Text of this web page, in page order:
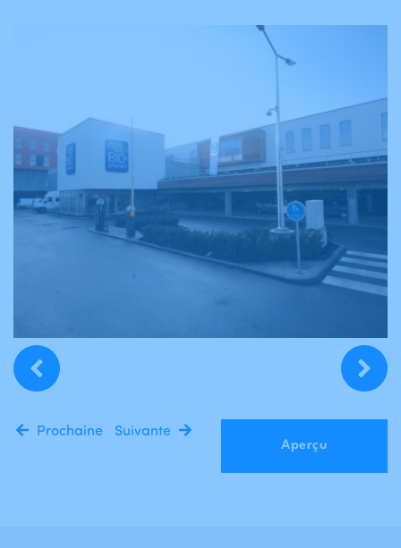
Prochaine
Aperçu
Suivante